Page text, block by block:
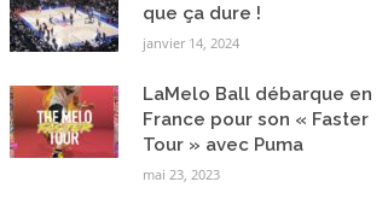
que ça dure !
janvier 14, 2024
LaMelo Ball débarque en
France pour son « Faster
Tour » avec Puma
mai 23, 2023